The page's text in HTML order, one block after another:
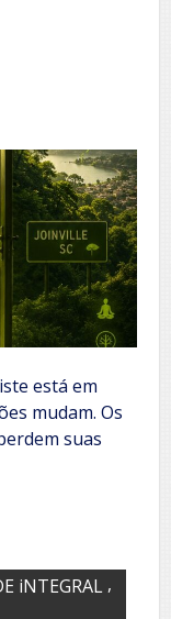
está em
mudam. Os
suas
iNTEGRAL ,